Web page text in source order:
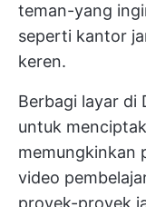
teman-yang
seperti kantor
keren.
Berbagi layar di
untuk
memungkinkan
video